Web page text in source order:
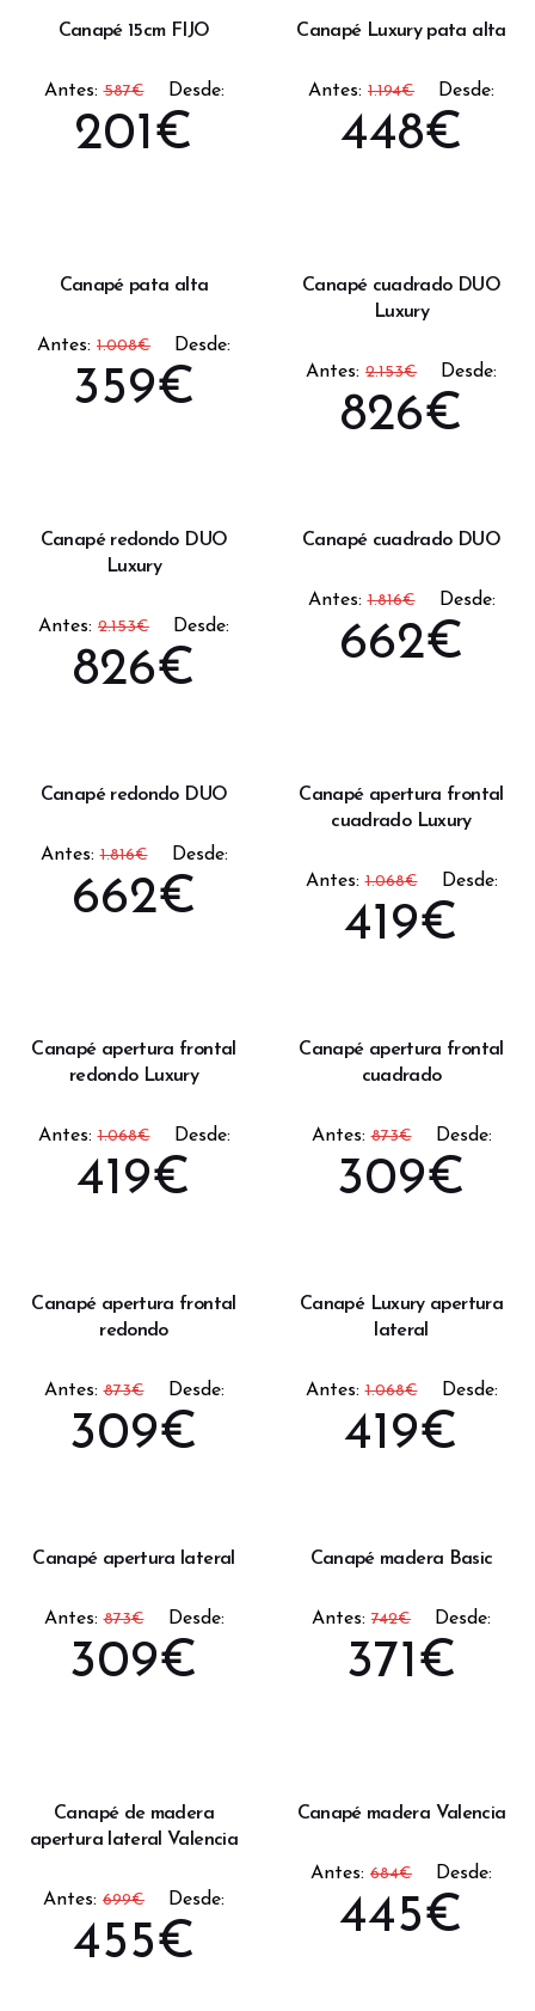
Canapé 15cm FIJO
Antes:587€ Desde:
201€
Canapé Luxury pata alta
Antes: 1.194€ Desde:
448€
Canapé pata alta
Antes: 1.008€ Desde:
359€
Canapé cuadrado DUO
Luxury
Antes: 2.153€ Desde:
826€
Canapé redondo DUO
Luxury
Antes: 2.153€ Desde:
826€
Canapé cuadrado DUO
Antes:1.816€ Desde:
662€
Canapé redondo DUO
Antes:1.816€ Desde:
662€
Canapé apertura frontal
cuadrado Luxury
Antes:1.068€ Desde:
419€
Canapé apertura frontal
redondo Luxury
Antes:1.068€ Desde:
419€
Canapé apertura frontal
cuadrado
Antes:873€ Desde:
309€
Canapé apertura frontal
redondo
Antes:873€ Desde:
309€
Canapé Luxury apertura
lateral
Antes:1.068€ Desde:
419€
Canapé apertura lateral
Antes:873€ Desde:
309€
Canapé madera Basic
Antes: 742€ Desde:
371€
Canapé de madera
apertura lateral Valencia
Antes: 699€ Desde:
455€
Canapé madera Valencia
Antes: 684€ Desde:
445€